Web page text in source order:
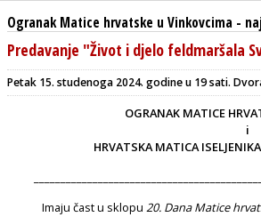
Ogranak Matice hrvatske u Vinkovcima -
Predavanje "Život i djelo feldmaršala
Petak 15. studenoga 2024. godine u 19 sati.
OGRANAK MATICE
i
HRVATSKA MATICA
Imaju čast u sklopu 20. Dana Matice